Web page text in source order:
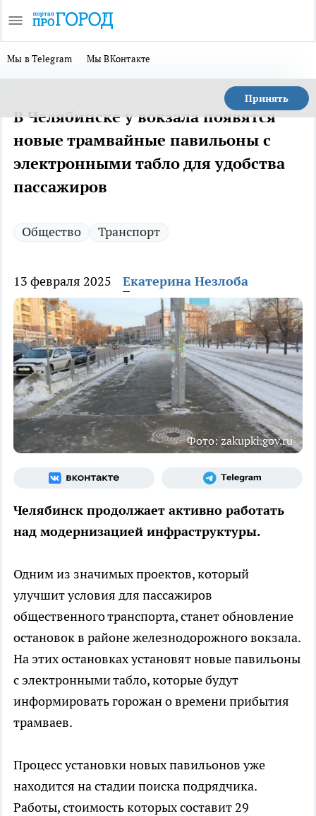
Мы в Telegram Мы ВКонтакте
Принять
В Челябинске у вокзала появятся
новые трамвайные павильоны с
электронными табло для удобства
пассажиров
Общество Транспорт
13 февраля 2025 Екатерина Незлоба
Фото: zakupki.gov.ru
Челябинск продолжает активно работать
над модернизацией инфраструктуры.
Одним из значимых проектов, который
улучшит условия для пассажиров
общественного транспорта, станет обновление
остановок в районе железнодорожного вокзала.
На этих остановках установят новые павильоны
с электронными табло, которые будут
информировать горожан о времени прибытия
трамваев.
Процесс установки новых павильонов уже
находится на стадии поиска подрядчика.
Работы, стоимость которых составит 29